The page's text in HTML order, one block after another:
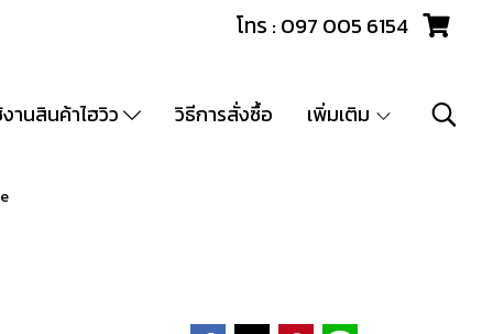
โทร : 097 005 6154
านสินค้าไฮวิว วิธีการสั่งซื้อ เพิ่มเติม